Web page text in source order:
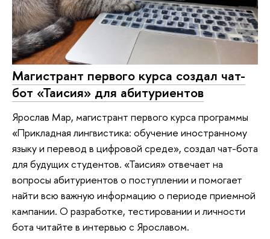
Магистрант первого курса создал чат-
бот «Таисия» для абитуриентов
Ярослав Мар, магистрант первого курса программы
«Прикладная лингвистика: обучение иностранному
языку и перевод в цифровой среде», создал чат-бота
для будущих студентов. «Таисия» отвечает на
вопросы абитуриентов о поступлении и помогает
найти всю важную информацию о периоде приемной
кампании. О разработке, тестировании и личности
бота читайте в интервью с Ярославом.